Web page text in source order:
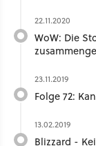
22.11.2020
WoW: Die
23.11.2019
Folge 72:
13.02.2019
Blizzard -